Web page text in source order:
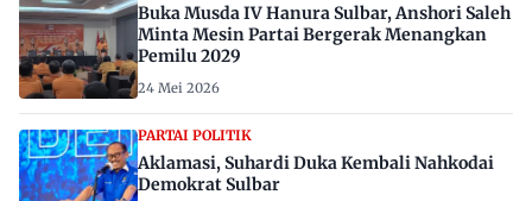
Buka Musda IV Hanura Sulbar, Anshori Saleh
Minta Mesin Partai Bergerak Menangkan
Pemilu 2029
24 Mei 2026
PARTAI POLITIK
Aklamasi, Suhardi Duka Kembali Nahkodai
Demokrat Sulbar